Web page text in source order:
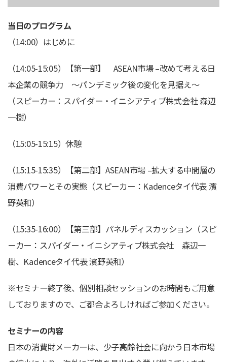
当日のプログラム
（14:00）はじめに
（14:05-15:05）【第一部】 ASEAN市場 –改めて考える日
本企業の競争力 ～パンデミック後の変化を見据え～
（スピーカー：スパイダー・イニシアティブ株式会社 森辺
一樹）
（15:05-15:15）休憩
（15:15-15:35）【第二部】ASEAN市場 –拡大する中間層の
消費パワーとその実態（スピーカー：Kadenceタイ代表 濱
野英和）
（15:35-16:00）【第三部】パネルディスカッション（スピ
ーカー：スパイダー・イニシアティブ株式会社 森辺一
樹、Kadenceタイ代表 濱野英和）
※セミナー終了後、個別相談セッションのお時間もご用意
しておりますので、ご都合よろしければご参加ください。
セミナーの内容
日本の消費財メーカーは、少子高齢社会に向かう日本市場